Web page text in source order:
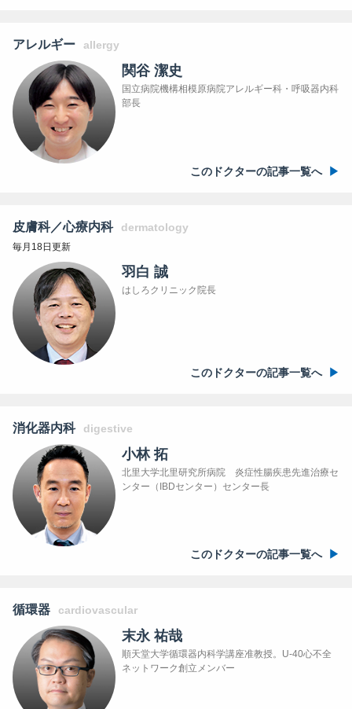
アレルギー allergy
関谷 潔史
国立病院機構相模原病院アレルギー科・呼吸器内科
部長
このドクターの記事一覧へ
皮膚科／心療内科 dermatology
毎月18日更新
羽白 誠
はしろクリニック院長
このドクターの記事一覧へ
消化器内科 digestive
小林 拓
北里大学北里研究所病院 炎症性腸疾患先進治療セ
ンター（IBDセンター）センター長
このドクターの記事一覧へ
循環器 cardiovascular
末永 祐哉
順天堂大学循環器内科学講座准教授。U-40心不全
ネットワーク創立メンバー